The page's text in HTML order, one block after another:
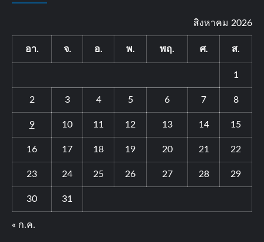
สิงหาคม 2026
อา. จ. อ. พ. พฤ. ศ. ส.
1
2 3 4 5 6 7 8
9 10 11 12 13 14 15
16 17 18 19 20 21 22
23 24 25 26 27 28 29
30 31
« ก.ค.